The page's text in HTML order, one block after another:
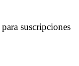
para suscripciones